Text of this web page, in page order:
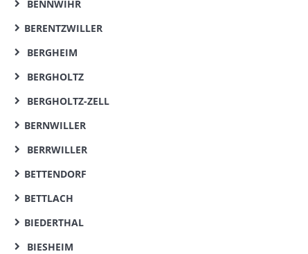
BENNWIHR
BERENTZWILLER
BERGHEIM
BERGHOLTZ
BERGHOLTZ-ZELL
BERNWILLER
BERRWILLER
BETTENDORF
BETTLACH
BIEDERTHAL
BIESHEIM